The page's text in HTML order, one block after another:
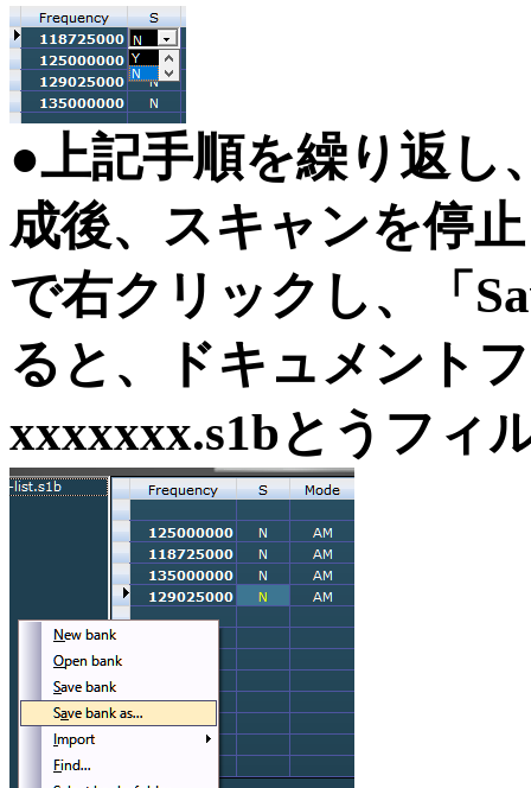
●上記手順を繰り返し
成後、スキャンを停
で右クリックし、「
ると、ドキュメント
xxxxxxx.s1bとうフィ